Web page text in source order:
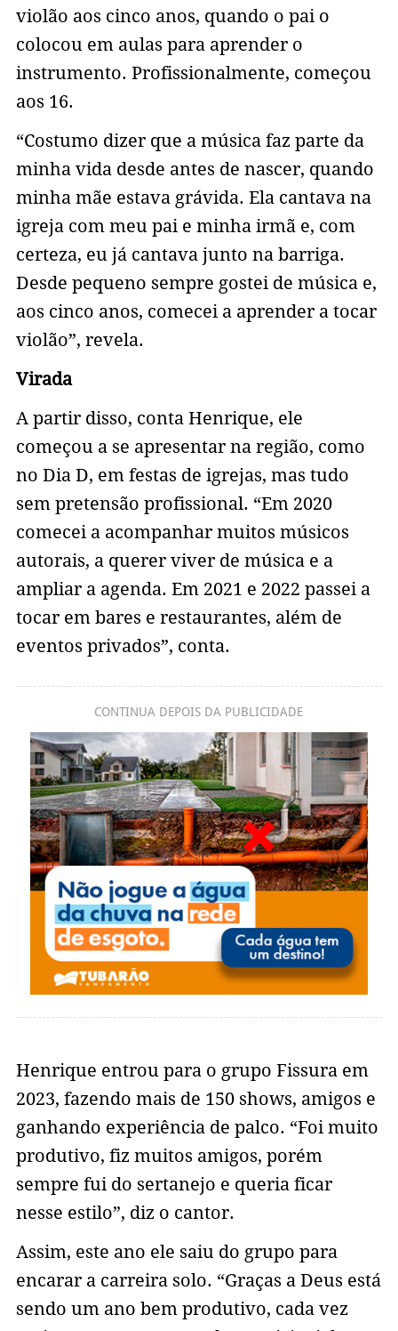
violão aos cinco anos, quando o pai o
colocou em aulas para aprender o
instrumento. Profissionalmente, começou
aos 16.
“Costumo dizer que a música faz parte da
minha vida desde antes de nascer, quando
minha mãe estava grávida. Ela cantava na
igreja com meu pai e minha irmã e, com
certeza, eu já cantava junto na barriga.
Desde pequeno sempre gostei de música e,
aos cinco anos, comecei a aprender a tocar
violão”, revela.
Virada
A partir disso, conta Henrique, ele
começou a se apresentar na região, como
no Dia D, em festas de igrejas, mas tudo
sem pretensão profissional. “Em 2020
comecei a acompanhar muitos músicos
autorais, a querer viver de música e a
ampliar a agenda. Em 2021 e 2022 passei a
tocar em bares e restaurantes, além de
eventos privados”, conta.
CONTINUA DEPOIS DA PUBLICIDADE
Henrique entrou para o grupo Fissura em
2023, fazendo mais de 150 shows, amigos e
ganhando experiência de palco. “Foi muito
produtivo, fiz muitos amigos, porém
sempre fui do sertanejo e queria ficar
nesse estilo”, diz o cantor.
Assim, este ano ele saiu do grupo para
encarar a carreira solo. “Graças a Deus está
sendo um ano bem produtivo, cada vez